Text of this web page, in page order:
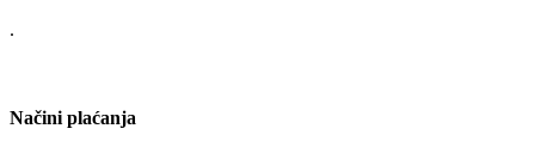
.
Načini plaćanja